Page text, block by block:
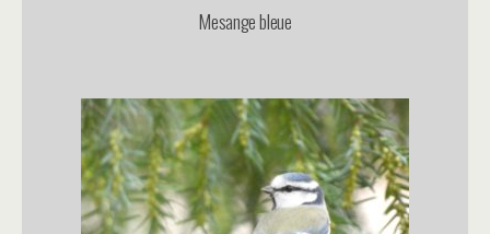
Mesange bleue